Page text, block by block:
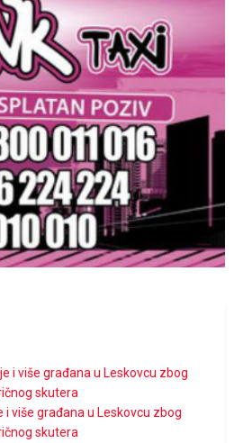
i više građana u Leskovcu zbog
skutera
i više građana u Leskovcu zbog
skutera